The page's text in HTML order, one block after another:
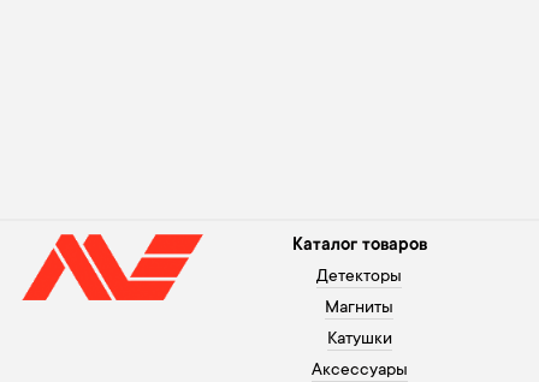
Каталог товаров
Детекторы
Магниты
Катушки
Аксессуары